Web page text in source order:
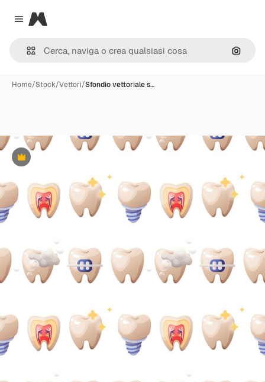
Close menu
Magnific
Cerca
Home/Stock/Vettori/Sfondio vettoriale s…
Premium